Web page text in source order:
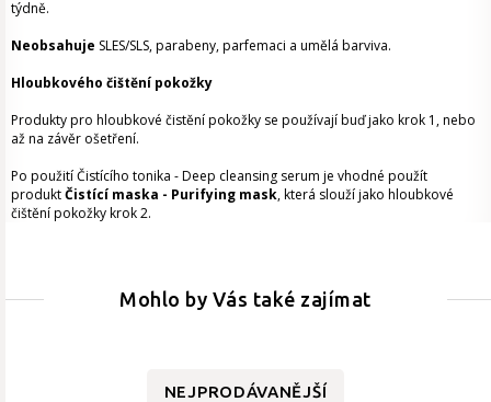
týdně.
Neobsahuje SLES/SLS, parabeny, parfemaci a umělá barviva.
Hloubkového čištění pokožky
Produkty pro hloubkové čistění pokožky se používají buď jako krok 1, nebo
až na závěr ošetření.
Po použití Čistícího tonika - Deep cleansing serum je vhodné použít
produktČistící maska - Purifying mask, která slouží jako hloubkové
čištění pokožky krok 2.
Mohlo by Vás také zajímat
NEJPRODÁVANĚJŠÍ